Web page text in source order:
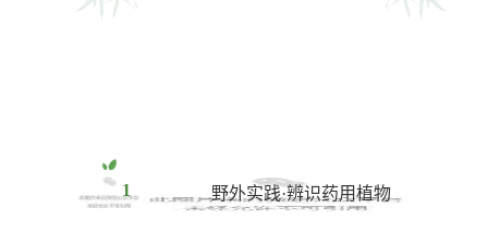
1 野外实践·辨识药用植物